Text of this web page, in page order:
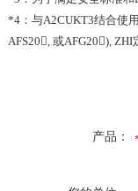
*4 ：与A2CUKT3结合使
AFS20, 或AFG20), ZHI
产品：